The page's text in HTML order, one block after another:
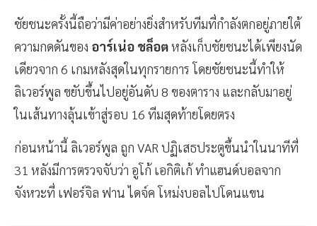
ชัยชนะครั้งนี้ถือว่ามีค่าอย่างยิ่งสำหรับทีมที่กำลังตกอยู่ภายใต้
ความกดดันของ อาร์เน่อ ชล็อตหลังเก็บชัยชนะได้เพียงนัด
เดียวจาก 6 เกมหลังสุดในทุกรายการ โดยชัยชนะนี้ทำให้
ลิเวอร์พูล ขยับขึ้นไปอยู่อันดับ 8 ของตาราง และกลับมาอยู่
ในเส้นทางลุ้นเข้าสู่รอบ 16 ทีมสุดท้ายโดยตรง
ก่อนหน้านี้ ลิเวอร์พูล ถูก VAR ปฏิเสธประตูขึ้นนำในนาทีที่
31 หลังมีการตรวจจับว่า อูโก้ เอกิติเก้ ทำแฮนด์บอลจาก
จังหวะที่ เฟอร์จิล ฟาน ไดจ์ค โหม่งบอลไปโดนแขน